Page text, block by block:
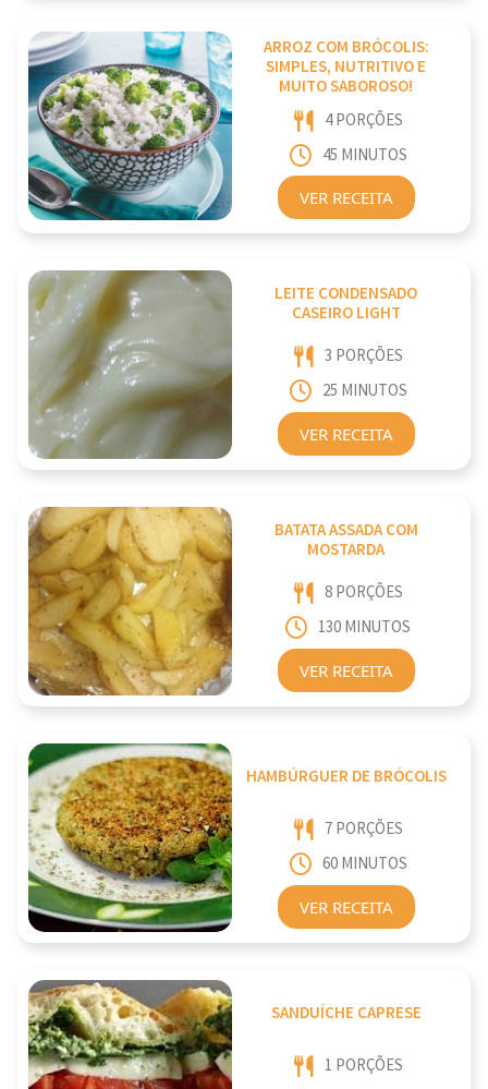
ARROZ COM BRÓCOLIS:
SIMPLES, NUTRITIVO E
MUITO SABOROSO!
4 PORÇÕES
45 MINUTOS
VER RECEITA
LEITE CONDENSADO
CASEIRO LIGHT
3 PORÇÕES
25 MINUTOS
VER RECEITA
BATATA ASSADA COM
MOSTARDA
8 PORÇÕES
130 MINUTOS
VER RECEITA
HAMBÚRGUER DE BRÓCOLIS
7 PORÇÕES
60 MINUTOS
VER RECEITA
SANDUÍCHE CAPRESE
1 PORÇÕES